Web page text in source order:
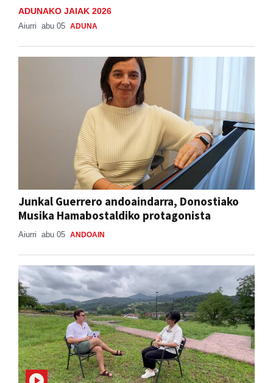
ADUNAKO JAIAK 2026
Aiurri abu 05 ADUNA
Junkal Guerrero andoaindarra, Donostiako
Musika Hamabostaldiko protagonista
Aiurri abu 05 ANDOAIN